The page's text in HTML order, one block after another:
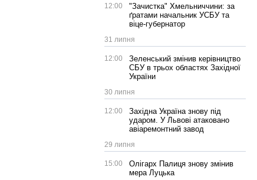
12:00
"Зачистка" Хмельниччини: за
ґратами начальник УСБУ та
віце-губернатор
31 липня
12:00
Зеленський змінив керівництво
СБУ в трьох областях Західної
України
30 липня
12:00
Західна Україна знову під
ударом. У Львові атаковано
авіаремонтний завод
29 липня
15:00
Олігарх Палиця знову змінив
мера Луцька